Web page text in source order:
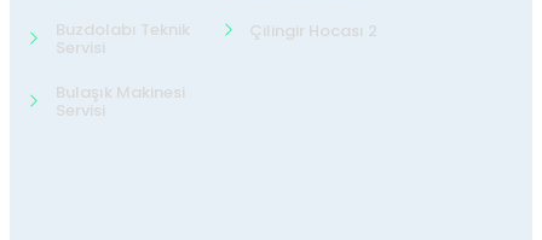
Buzdolabı Teknik
Servisi
Bulaşık Makinesi
Servisi
Çilingir Hocası 2